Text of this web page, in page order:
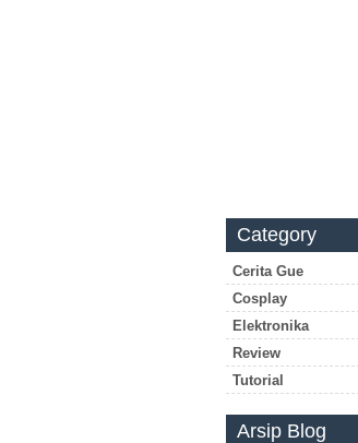
Category
Cerita Gue
Cosplay
Elektronika
Review
Tutorial
Arsip Blog